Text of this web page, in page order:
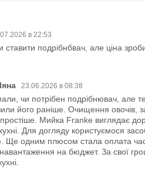
в 22:53
ставити подрібнбвач, але ціна
23.06.2026 в 08:38
чи потрібен подрібнювач, але
його раніше. Очищення овочів,
Мийка Franke виглядає
Для догляду користуємося
Ще одним плюсом стала оплата
на бюджет. За свої